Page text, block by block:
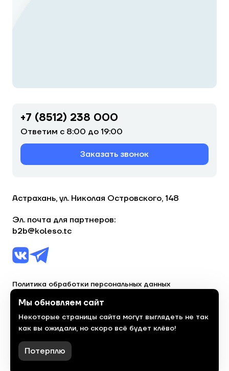
+7 (8512) 238 000
Ответим с 8:00 до 19:00
Заказать звонок
Астрахань, ул. Николая Островского, 148
Эл. почта для партнеров:
b2b@koleso.tc
Политика обработки персональных данных
© 2023, торгово-сервисная сеть «Колесо»
Политика конфиденциальности
Сделано
красиво
Мы обновляем сайт
Некоторые страницы сайта могут выглядеть не так
как вы ожидали, но скоро всё будет клёво!
Потерплю